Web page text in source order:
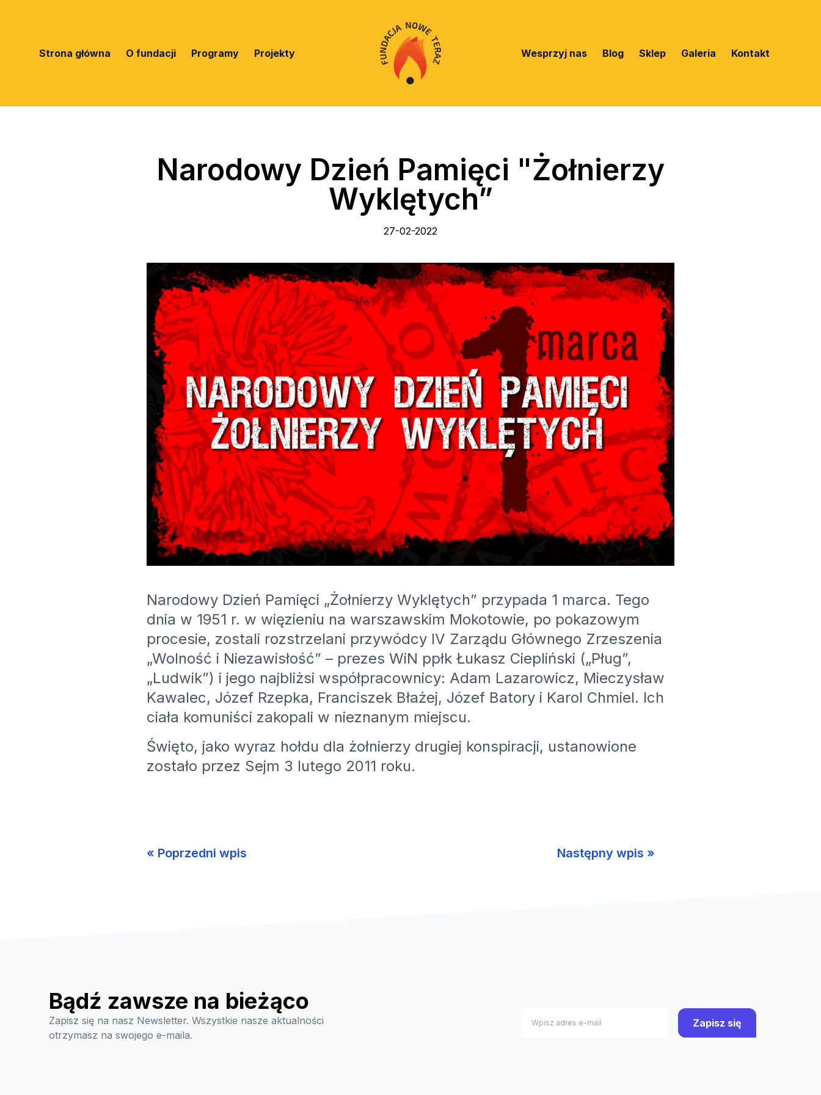
Strona główna O fundacji Programy Projekty Wesprzyj nas Blog Sklep Galeria Kontakt
Narodowy Dzień Pamięci "Żołnierzy
Wyklętych”
27-02-2022
Narodowy Dzień Pamięci „Żołnierzy Wyklętych” przypada 1 marca. Tego
dnia w 1951 r. w więzieniu na warszawskim Mokotowie, po pokazowym
procesie, zostali rozstrzelani przywódcy IV Zarządu Głównego Zrzeszenia
„Wolność i Niezawisłość” – prezes WiN ppłk Łukasz Ciepliński („Pług”,
„Ludwik”) i jego najbliżsi współpracownicy: Adam Lazarowicz, Mieczysław
Kawalec, Józef Rzepka, Franciszek Błażej, Józef Batory i Karol Chmiel. Ich
ciała komuniści zakopali w nieznanym miejscu.
Święto, jako wyraz hołdu dla żołnierzy drugiej konspiracji, ustanowione
zostało przez Sejm 3 lutego 2011 roku.
« Poprzedni wpis Następny wpis »
Bądź zawsze na bieżąco
Zapisz się na nasz Newsletter. Wszystkie nasze aktualności
otrzymasz na swojego e-maila.
Zapisz się